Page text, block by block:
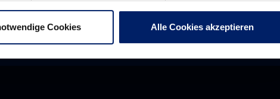
Cookies Alle Cookies akzeptieren